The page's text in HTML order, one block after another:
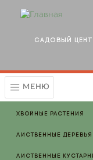
Садовый
МЕНЮ
Хвойные растения
Лиственные деревья
Лиственные